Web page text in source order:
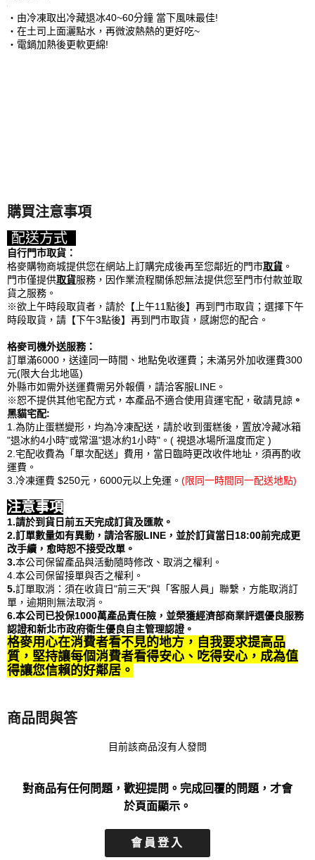
‧由冷凍取出冷藏退冰40~60分鐘 當下風味最佳!
‧在土司上面灑點水，再微波熱熱的更好吃~
‧電鍋加熱後更軟更綿!
購買注意事項
配送方式
自行門市取貨：
格麥購物商城提供您在網站上訂購完成後再至您鄰近的門市取貨 。
門市僅提供取貨服務，因作業流程關係恕無法提供您至門市付款並取
貨之服務。
※欲上午時段取貨者，請於【上午11點後】再到門市取貨；選擇下午
時段取貨，請【下午3點後】再到門市取貨，感謝您的配合。
格麥司機外送服務：
訂單滿6000，送達同一時間、地點免收運費；未滿另外加收運費300
元(限大台北地區)
外縣市如需外送運費需另外報價，請洽客服LINE。
※恕不提供其他宅配方式，本產品不適合使用貨運宅配，敬請見諒 。
黑貓宅配:
1.為防止蛋糕變形，均為冷凍配送，請於收到蛋糕後，置放冷藏冰箱
"退冰約4小時"或常溫"退冰約1小時"。( 視退冰場所溫度而定 )
2.宅配收費為「單次配送」費用，當日臨時更改收件地址，須再酌收
運費。
3.冷凍運費 $250元，6000元以上免運。 (限同一時間同一配送地點)
注意事項
1.請於到貨日前五天完成訂貨及匯款。
2.訂單數量如有異動，請洽客服LINE，並於訂貨當日18:00前完成更
改手續，愈時恕不接受改單。
3.本公司保留產品與活動隨時修改、取消之權利。
4.本公司保留接單與否之權利。
5.訂單取消：須在收貨日"前三天"與「客服人員」聯繫，方能取消訂
單，逾期則無法取消。
6.本公司已投保1000萬產品責任險，並榮獲經濟部商業評選優良服務
認證和新北市政府衛生優良自主管理認證。
格麥用心在消費者看不見的地方，自我要求提高品
質，堅持讓每個消費者看得安心、吃得安心，成為值
得讓您信賴的好鄰居。
商品問與答
目前該商品沒有人發問
對商品有任何問題，歡迎提問。完成回覆的問題，才會
於頁面顯示。
會員登入